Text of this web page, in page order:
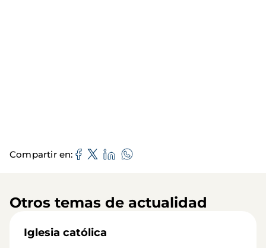
Compartir en
Otros temas de actualidad
Iglesia católica